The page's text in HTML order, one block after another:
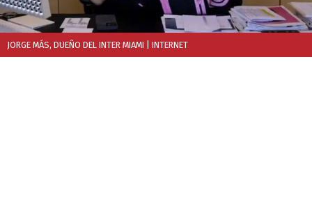
JORGE MÁS, DUEÑO DEL INTER MIAMI | INTERNET